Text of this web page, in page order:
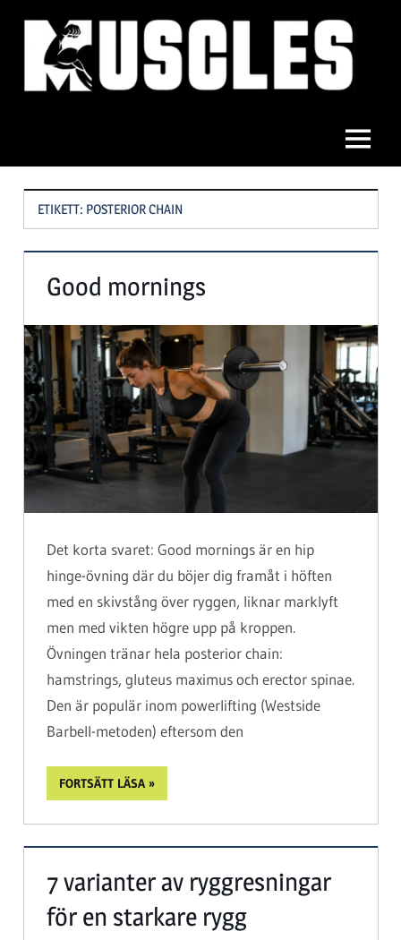
innehållMuscles
Meny
ETIKETT: POSTERIOR CHAIN
Good mornings
Det korta svaret: Good mornings är en hip
hinge-övning där du böjer dig framåt i höften
med en skivstång över ryggen, liknar marklyft
men med vikten högre upp på kroppen.
Övningen tränar hela posterior chain:
hamstrings, gluteus maximus och erector spinae.
Den är populär inom powerlifting (Westside
Barbell-metoden) eftersom den
FORTSÄTT LÄSA
7 varianter av ryggresningar
för en starkare rygg